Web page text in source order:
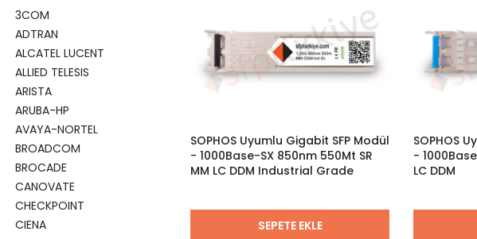
3COM
ADTRAN
ALCATEL LUCENT
ALLIED TELESIS
ARISTA
ARUBA-HP
AVAYA-NORTEL
BROADCOM
BROCADE
CANOVATE
CHECKPOINT
CIENA
SOPHOS Uyumlu Gigabit SFP Modül
- 1000Base-SX 850nm 550Mt SR
MM LC DDM Industrial Grade
SEPETE EKLE
SOPHOS
-
LC DDM